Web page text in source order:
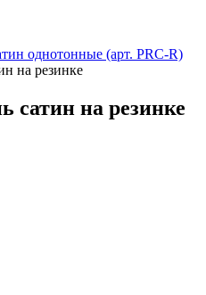
однотонные (арт. PRC-R)
на резинке
сатин на резинке